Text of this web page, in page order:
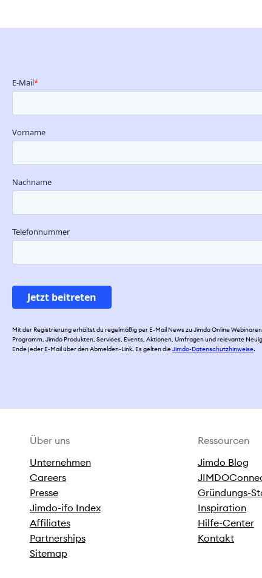
Mit der Registrierung erhältst du regelmäßig per E-Mail News zu Jimdo Online
Programm, Jimdo Produkten, Services, Events, Aktionen, Umfragen und relevante
Ende jeder E-Mail über den Abmelden-Link. Es gelten dieJimdo-Datenschutzhinweise.
Über uns
Unternehmen
Careers
Presse
Jimdo-ifo Index
Affiliates
Partnerships
Sitemap
Ressourcen
Jimdo Blog
Gründungs-
Inspiration
Hilfe-Center
Kontakt